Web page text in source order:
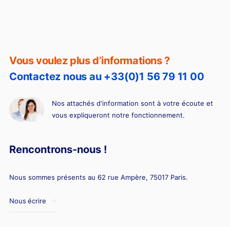
Vous voulez plus d’informations ?
Contactez nous au +33(0)1 56 79 11 00
Nos attachés d'information sont à votre écoute et
vous expliqueront notre fonctionnement.
Rencontrons-nous !
Nous sommes présents au 62 rue Ampère, 75017 Paris.
Nous écrire